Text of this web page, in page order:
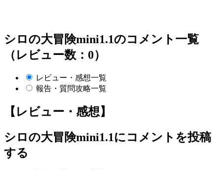
シロの大冒険mini1.1のコメント一覧
（レビュー数：0）
レビュー・感想一覧
報告・質問攻略一覧
【レビュー・感想】
シロの大冒険mini1.1にコメントを投稿
する